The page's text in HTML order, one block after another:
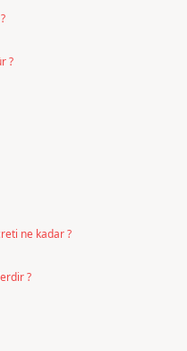
?
ne kadar ?
?